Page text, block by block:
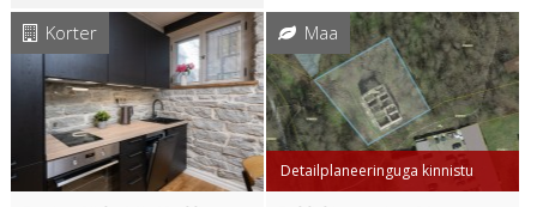
Korter Maa
Detailplaneeringuga kinnistu